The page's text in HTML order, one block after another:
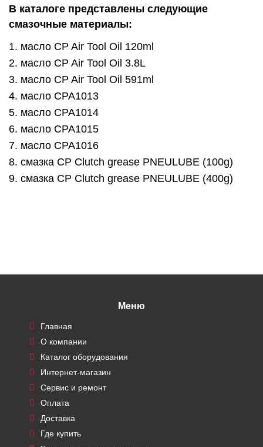
В каталоге представлены следующие
смазочные материалы:
масло CP Air Tool Oil 120ml
масло CP Air Tool Oil 3.8L
масло CP Air Tool Oil 591ml
масло CPA1013
масло CPA1014
масло CPA1015
масло CPA1016
смазка CP Clutch grease PNEULUBE (100g)
смазка CP Clutch grease PNEULUBE (400g)
Меню
Главная
О компании
Каталог оборудования
Интернет-магазин
Сервис и ремонт
Оплата
Доставка
Где купить